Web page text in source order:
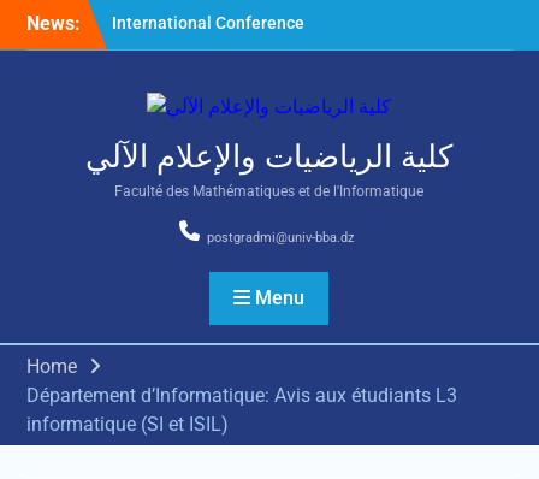
SkipNews:
International Conference
on Nonlinear Mathematical
كلية الرياضيات والإعلام الآلي
Faculté des Mathématiques et de l'Informatique
postgradmi@univ-bba.dz
Menu
Home
Département d’Informatique: Avis aux étudiants L3
informatique (SI et ISIL)